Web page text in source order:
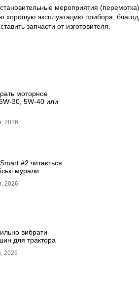
мероприятия
хорошую эксплуатацию прибора,
запчасти от изготовителя.
моторное
30, 5W-40 или
2026
#2 читається
мурали
2026
вибрати
для трактора
2026